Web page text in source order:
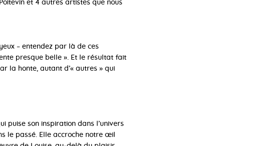
et 4 autres artistes que nous
– entendez par là de ces
presque belle ». Et le résultat fait
la honte, autant d’« autres » qui
puise son inspiration dans l’univers
le passé. Elle accroche notre œil